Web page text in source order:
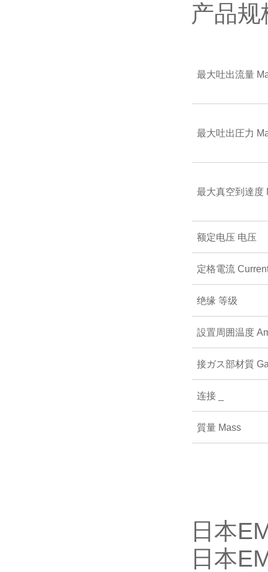
产品规
最大吐出流量
最大吐出圧力
最大真空到達度
额定电压 电压
定格電流
绝缘 等级
設置周囲温度
接ガス部材質
连接
質量 Mass
日本
日本